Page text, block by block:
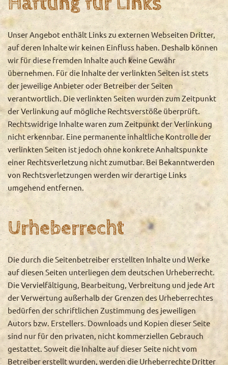
Unser Angebot enthält Links zu externen Webseiten Dritter,
auf deren Inhalte wir keinen Einfluss haben. Deshalb können
wir für diese fremden Inhalte auch keine Gewähr
übernehmen. Für die Inhalte der verlinkten Seiten ist stets
der jeweilige Anbieter oder Betreiber der Seiten
verantwortlich. Die verlinkten Seiten wurden zum Zeitpunkt
der Verlinkung auf mögliche Rechtsverstöße überprüft.
Rechtswidrige Inhalte waren zum Zeitpunkt der Verlinkung
nicht erkennbar. Eine permanente inhaltliche Kontrolle der
verlinkten Seiten ist jedoch ohne konkrete Anhaltspunkte
einer Rechtsverletzung nicht zumutbar. Bei Bekanntwerden
von Rechtsverletzungen werden wir derartige Links
umgehend entfernen.
Urheberrecht
Die durch die Seitenbetreiber erstellten Inhalte und Werke
auf diesen Seiten unterliegen dem deutschen Urheberrecht.
Die Vervielfältigung, Bearbeitung, Verbreitung und jede Art
der Verwertung außerhalb der Grenzen des Urheberrechtes
bedürfen der schriftlichen Zustimmung des jeweiligen
Autors bzw. Erstellers. Downloads und Kopien dieser Seite
sind nur für den privaten, nicht kommerziellen Gebrauch
gestattet. Soweit die Inhalte auf dieser Seite nicht vom
Betreiber erstellt wurden, werden die Urheberrechte Dritter